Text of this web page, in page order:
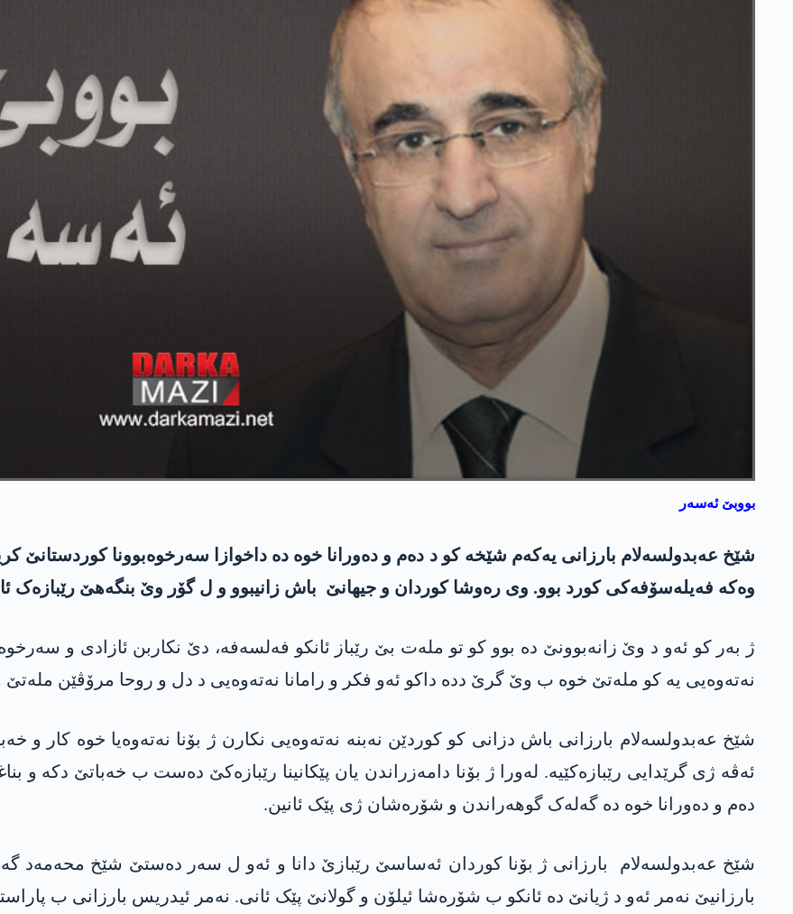
بووبێ ئەسەر
شێخ عەبدولسەلام بارزانی یەکەم شێخە کو د دەم و دەورانا خوە دە داخوازا سەرخوەبوونا کوردستانێ
وەکە فەیلەسۆفەکی کورد بوو. وی رەوشا کوردان و جیھانێ باش زانیبوو و ل گۆر وێ بنگەهێ رێبازەک
ژ بەر کو ئەو د وێ زانەبوونێ دە بوو کو تو ملەت بێ رێباز ئانکو فەلسەفە، دێ نکاربن ئازادی و
نەتەوەیی یە کو ملەتێ خوە ب وێ گرێ ددە داکو ئەو فکر و رامانا نەتەوەیی د دل و روحا مرۆڤێن
شێخ عەبدولسەلام بارزانی باش دزانی کو کوردێن نەبنە نەتەوەیی نکارن ژ بۆنا نەتەوەیا خوە کار
ئەڤە ژی گرێدایی رێبازەکێیە. لەورا ژ بۆنا دامەزراندن یان پێکانینا رێبازەکێ دەست ب خەباتێ دکە و
دەم و دەورانا خوە دە گەلەک گوھەراندن و شۆرەشان ژی پێک ئانین.
شێخ عەبدولسەلام بارزانی ژ بۆنا کوردان ئەساسێ رێبازێ دانا و ئەو ل سەر دەستێ شێخ محەمەد
بارزانیێ نەمر ئەو د ژیانێ دە ئانکو ب شۆرەشا ئیلۆن و گولانێ پێک ئانی. نەمر ئیدریس بارزانی ب